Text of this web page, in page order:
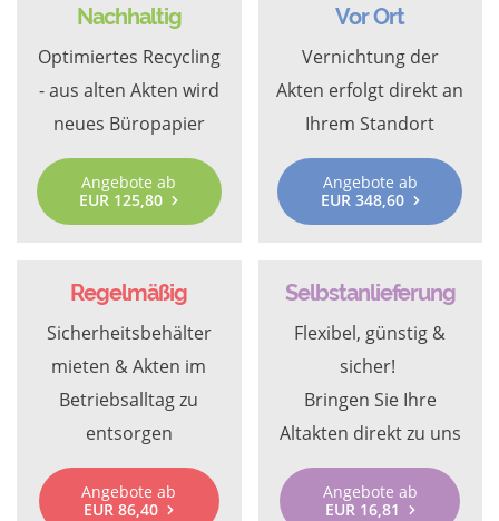
Nachhaltig
Optimiertes Recycling
- aus alten Akten wird
neues Büropapier
Angebote ab
EUR 125,80
Vor Ort
Vernichtung der
Akten erfolgt direkt an
Ihrem Standort
Angebote ab
EUR 348,60
Regelmäßig
Sicherheitsbehälter
mieten & Akten im
Betriebsalltag zu
entsorgen
Angebote ab
EUR 86,40
Selbstanlieferung
Flexibel, günstig &
sicher!
Bringen Sie Ihre
Altakten direkt zu uns
Angebote ab
EUR 16,81